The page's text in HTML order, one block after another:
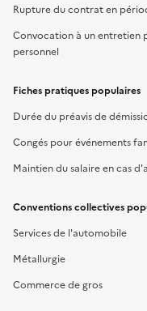
Rupture du contrat en
Convocation à un entretien
personnel
Fiches pratiques populaires
Durée du préavis de
Congés pour événements
Maintien du salaire en cas
Conventions collectives
Services de l'automobile
Métallurgie
Commerce de gros